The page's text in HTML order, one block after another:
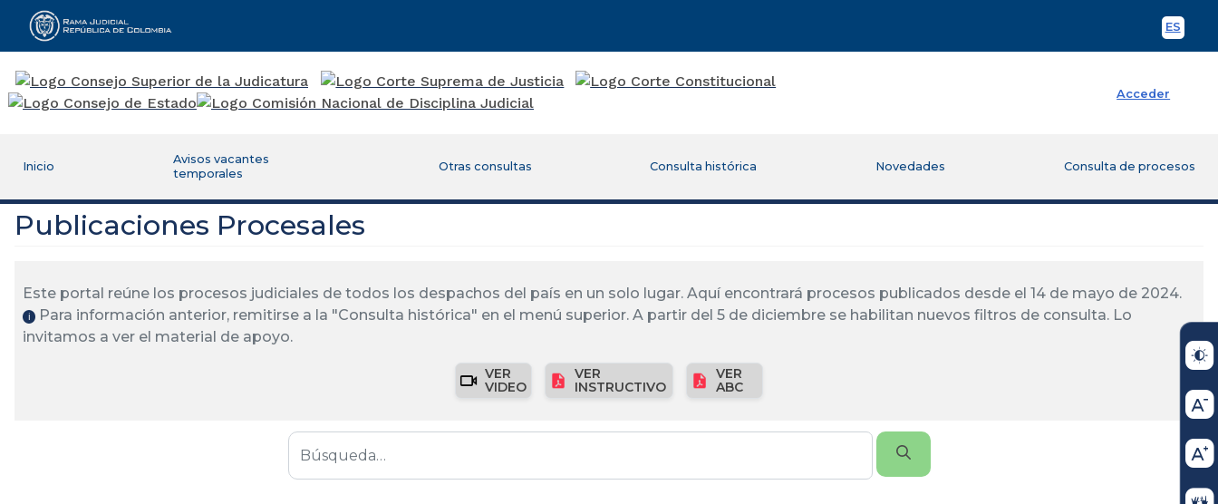
ES
Rama Judicial
Acceder
Inicio
Avisos vacantes
temporales
Otras consultas Consulta histórica Novedades Consulta de procesos
Publicaciones Procesales
Este portal reúne los procesos judiciales de todos los despachos del país en un solo lugar. Aquí encontrará procesos publicados desde el 14 de mayo de 2024.
ℹ️
Para información anterior, remitirse a la "Consulta histórica" en el menú superior. A partir del 5 de diciembre se habilitan nuevos filtros de consulta. Lo
invitamos a ver el material de apoyo.
VER
VIDEO
VER
INSTRUCTIVO
VER
ABC